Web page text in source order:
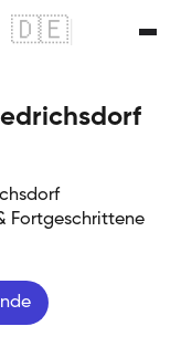
🇩🇪
Fortgeschrittene